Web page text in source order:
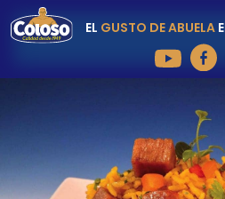
EL GUSTO DE ABUELA